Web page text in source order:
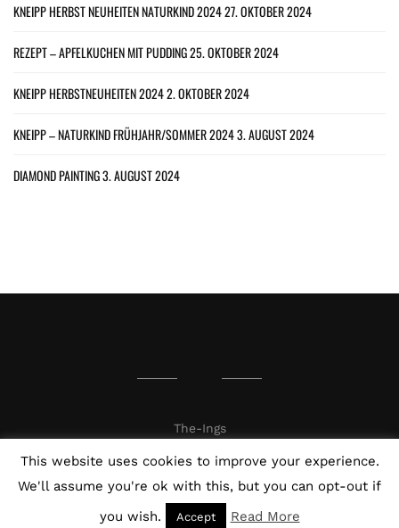
KNEIPP HERBST NEUHEITEN NATURKIND 202427. OKTOBER 2024
REZEPT – APFELKUCHEN MIT PUDDING25. OKTOBER 2024
KNEIPP HERBSTNEUHEITEN 20242. OKTOBER 2024
KNEIPP – NATURKIND FRÜHJAHR/SOMMER 20243. AUGUST 2024
DIAMOND PAINTING3. AUGUST 2024
The-Ings
This website uses cookies to improve your experience.
We'll assume you're ok with this, but you can opt-out if
you wish.
Accept Read More